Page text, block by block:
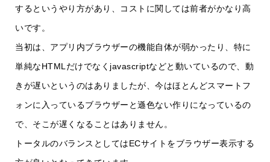
するというやり方があり、コストに関しては前者がかなり高
いです。
当初は、アプリ内ブラウザーの機能自体が弱かったり、特に
単純なHTMLだけでなくjavascriptなどと動いているので、動
きが遅いというのはありましたが、今はほとんどスマートフ
ォンに入っているブラウザーと遜色ない作りになっているの
で、そこが遅くなることはありません。
トータルのバランスとしてはECサイトをブラウザー表示する